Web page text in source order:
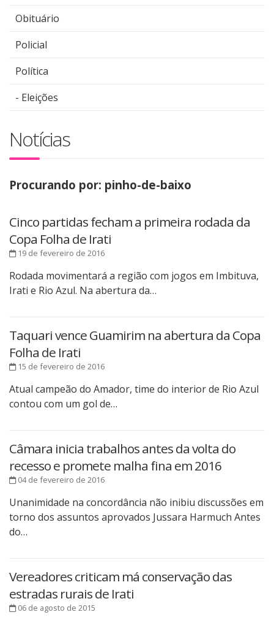
Obituário
Policial
Política
Eleições
Notícias
Procurando por: pinho-de-baixo
Cinco partidas fecham a primeira rodada da
Copa Folha de Irati
19 de fevereiro de 2016
Rodada movimentará a região com jogos em Imbituva,
Irati e Rio Azul. Na abertura da…
Taquari vence Guamirim na abertura da Copa
Folha de Irati
15 de fevereiro de 2016
Atual campeão do Amador, time do interior de Rio Azul
contou com um gol de…
Câmara inicia trabalhos antes da volta do
recesso e promete malha fina em 2016
04 de fevereiro de 2016
Unanimidade na concordância não inibiu discussões em
torno dos assuntos aprovados Jussara Harmuch Antes
do…
Vereadores criticam má conservação das
estradas rurais de Irati
06 de agosto de 2015